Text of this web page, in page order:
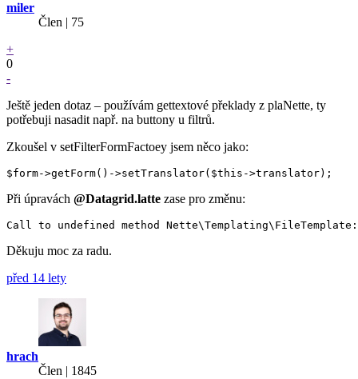
miler
Člen | 75
+
0
-
Ještě jeden dotaz – používám gettextové překlady z plaNette, ty
potřebuji nasadit např. na buttony u filtrů.
Zkoušel v setFilterFormFactoey jsem něco jako:
Při úpravách @Datagrid.latte zase pro změnu:
Děkuju moc za radu.
před 14 lety
hrach
Člen | 1845